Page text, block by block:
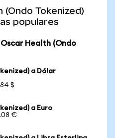
(Ondo Tokenized)
populares
Health (Ondo
a Dólar
$
a Euro
€